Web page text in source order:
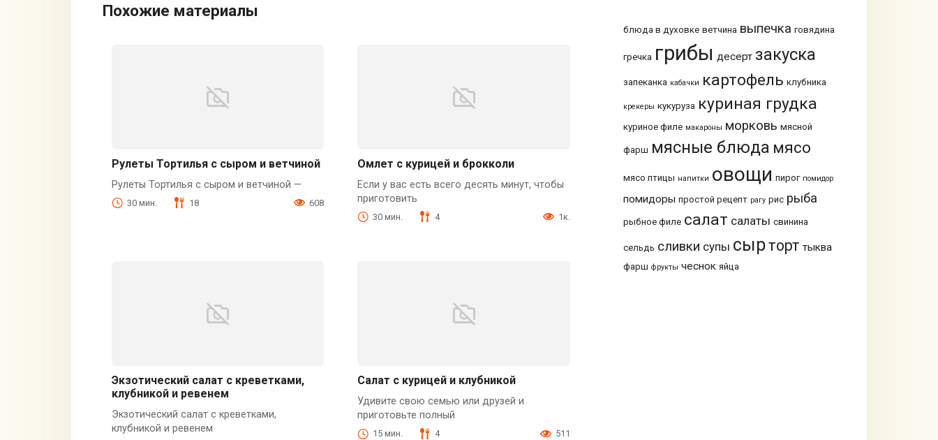
Похожие материалы
Рулеты Тортилья с сыром и ветчиной
Рулеты Тортилья с сыром и ветчиной —
30 мин. 18 608
Омлет с курицей и брокколи
Если у вас есть всего десять минут, чтобы
приготовить
30 мин. 4 1к.
Экзотический салат с креветками,
клубникой и ревенем
Экзотический салат с креветками,
клубникой и ревенем
Салат с курицей и клубникой
Удивите свою семью или друзей и
приготовьте полный
15 мин. 4 511
блюда в духовке ветчина выпечка говядина
гречка грибы десерт закуска
запеканка кабачки картофель клубника
крекеры кукуруза куриная грудка
куриное филе макароны морковь мясной
фарш мясные блюда мясо
мясо птицы напитки овощи пирог помидор
помидоры простой рецепт рагу рис рыба
рыбное филе салат салаты свинина
сельдь сливки супы сырторт тыква
фарш фрукты чеснок яйца